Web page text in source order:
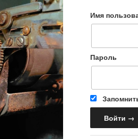
Имя
Пароль